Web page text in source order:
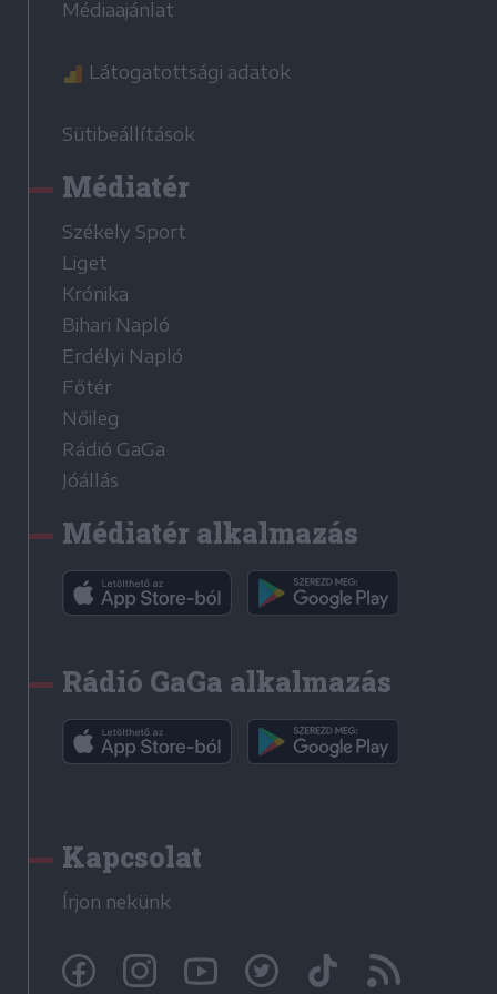
Médiaajánlat
Látogatottsági adatok
Sütibeállítások
Médiatér
Székely Sport
Liget
Krónika
Bihari Napló
Erdélyi Napló
Főtér
Nőileg
Rádió GaGa
Jóállás
Médiatér alkalmazás
Rádió GaGa alkalmazás
Kapcsolat
Írjon nekünk